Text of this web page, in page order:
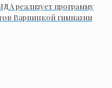
реализует программу
Варницкой гимназии